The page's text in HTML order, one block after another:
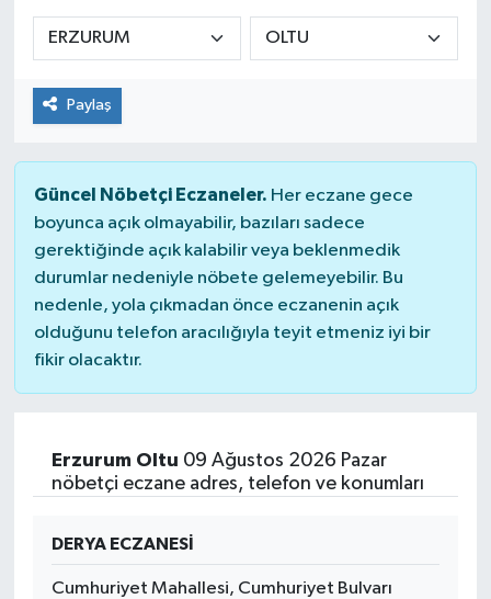
Paylaş
Güncel Nöbetçi Eczaneler. Her eczane gece
boyunca açık olmayabilir, bazıları sadece
gerektiğinde açık kalabilir veya beklenmedik
durumlar nedeniyle nöbete gelemeyebilir. Bu
nedenle, yola çıkmadan önce eczanenin açık
olduğunu telefon aracılığıyla teyit etmeniz iyi bir
fikir olacaktır.
Erzurum Oltu 09 Ağustos 2026 Pazar
nöbetçi eczane adres, telefon ve konumları
DERYA ECZANESİ
Cumhuriyet Mahallesi, Cumhuriyet Bulvarı
Siyaset
Spor